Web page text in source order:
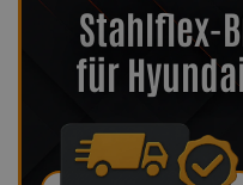
Stahlflex-
für